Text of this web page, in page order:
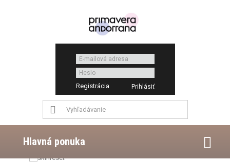
Registrácia
Hlavná ponuka